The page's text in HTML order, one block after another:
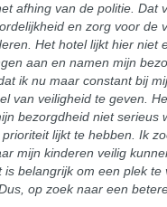
afhing van de politie. Dat
en zorg voor de
Het hotel lijkt hier niet
aan en namen mijn
ik nu maar constant bij
van veiligheid te geven.
bezorgdheid niet serieus
lijkt te hebben. Ik
mijn kinderen veilig
is belangrijk om een plek
op zoek naar een